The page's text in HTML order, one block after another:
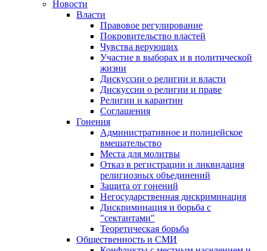
Новости
Власти
Правовое регулирование
Покровительство властей
Чувства верующих
Участие в выборах и в политической
жизни
Дискуссии о религии и власти
Дискуссии о религии и праве
Религии и карантин
Соглашения
Гонения
Административное и полицейское
вмешательство
Места для молитвы
Отказ в регистрации и ликвидация
религиозных объединений
Защита от гонений
Негосударственная дискриминация
Дискриминация и борьба с
"сектантами"
Теоретическая борьба
Общественность и СМИ